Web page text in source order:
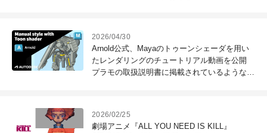
2026/04/30
Arnold公式、Mayaのトゥーンシェーダを用い
たレンダリングのチュートリアル動画を公開
プラモの取扱説明書に掲載されているような
2026/02/25
劇場アニメ『ALL YOU NEED IS KILL』